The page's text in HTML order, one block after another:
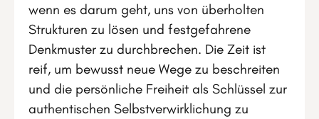
wenn es darum geht, uns von überholten
Strukturen zu lösen und festgefahrene
Denkmuster zu durchbrechen. Die Zeit ist
reif, um bewusst neue Wege zu beschreiten
und die persönliche Freiheit als Schlüssel zur
authentischen Selbstverwirklichung zu